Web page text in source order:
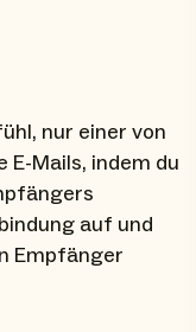
nur einer von
E-Mails, indem du
auf und
Empfänger